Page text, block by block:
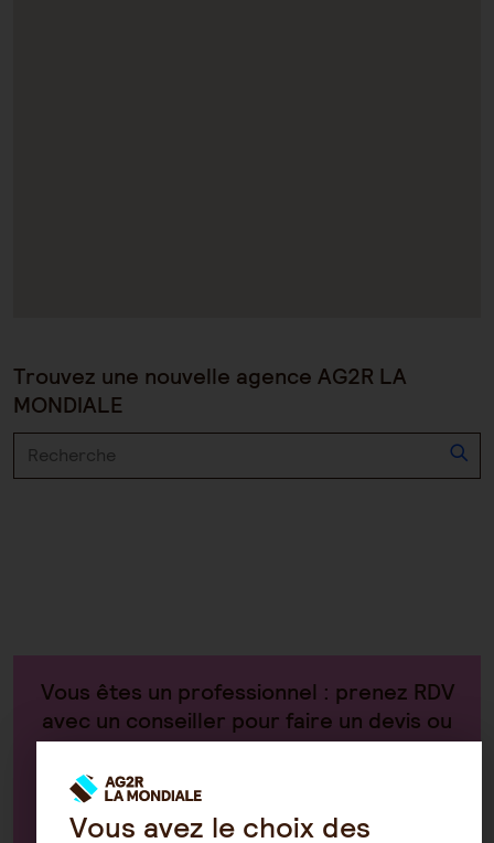
Trouvez une nouvelle agence AG2R LA
MONDIALE
Vous êtes un professionnel : prenez RDV
avec un conseiller pour faire un devis ou
avoir des renseignements sur vos
Vous avez le choix des